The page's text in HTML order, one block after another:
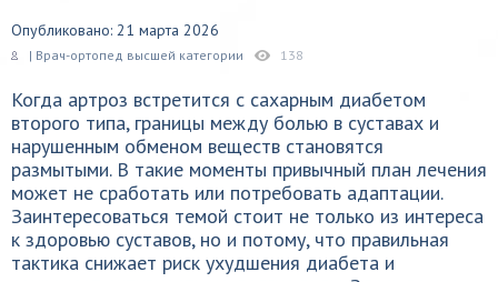
Опубликовано: 21 марта 2026
| Врач-ортопед высшей категории 138
Когда артроз встретится с сахарным диабетом
второго типа, границы между болью в суставах и
нарушенным обменом веществ становятся
размытыми. В такие моменты привычный план лечения
может не сработать или потребовать адаптации.
Заинтересоваться темой стоит не только из интереса
к здоровью суставов, но и потому, что правильная
тактика снижает риск ухудшения диабета и